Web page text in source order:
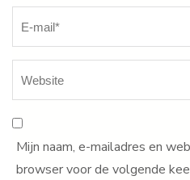
Mijn naam, e-mailadres en
browser voor de volgende